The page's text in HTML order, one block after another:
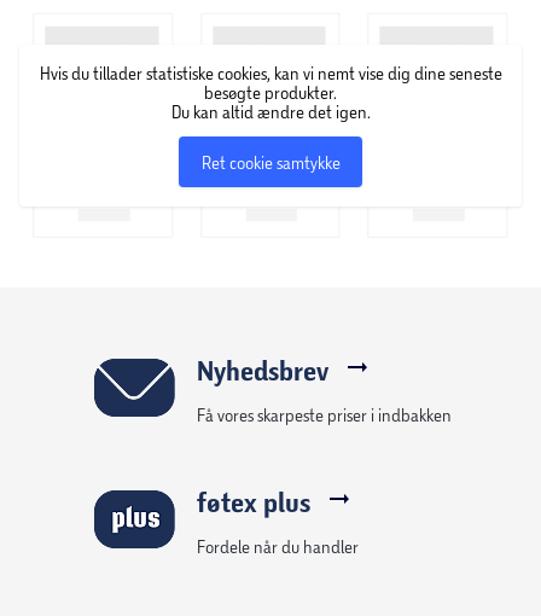
materialet specielt velegnet til havemøbler og kræver
minimal vedligeholdelse.
Materialet er vejrbestandigt, solid og har lang levetid, da
det er mug- og fugtafvisende, dog anbefales det, at alle
- Kan rengøres med vand og sæbe.
- Kan rengøres med højtryksrenser på lav kraft.
Aluminium
Mange af vores havemøbler er i aluminium. Og særligt
Hvis du tillader statistiske cookies, kan vi nemt vise dig dine seneste
besøgte produkter.
Du kan altid ændre det igen.
Ret cookie samtykke
Nyhedsbrev
Få vores skarpeste priser i indbakken
føtex plus
Fordele når du handler